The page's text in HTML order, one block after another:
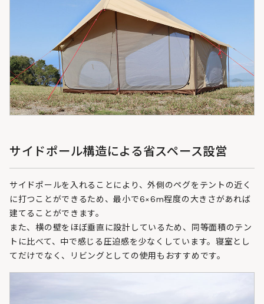
サイドポール構造による省スペース設営
サイドポールを入れることにより、外側のペグをテントの近く
に打つことができるため、最小で6×6m程度の大きさがあれば
建てることができます。
また、横の壁をほぼ垂直に設計しているため、同等面積のテン
トに比べて、中で感じる圧迫感を少なくしています。寝室とし
てだけでなく、リビングとしての使用もおすすめです。